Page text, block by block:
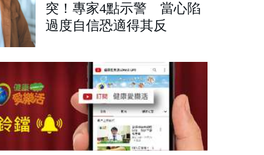
突！專家4點示警 當心陷
過度自信恐適得其反